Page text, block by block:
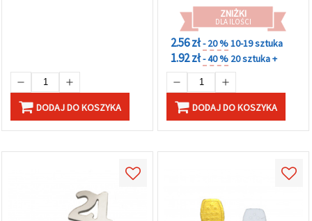
DODAJ DO KOSZYKA
ZNIŻKI
DLA ILOŚCI
2.56 zł- 20 %10-19 sztuka
1.92 zł- 40 % 20 sztuka +
DODAJ DO KOSZYKA